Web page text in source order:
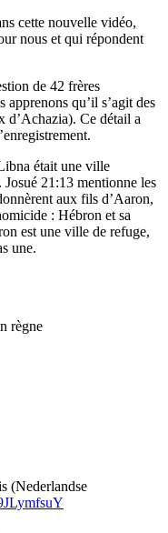
cette nouvelle vidéo,
nous et qui répondent
de 42 frères
qu’il s’agit des
d’Achazia). Ce détail a
était une ville
21:13 mentionne les
aux fils d’Aaron,
: Hébron et sa
est une ville de refuge,
une.
règne
(Nederlandse